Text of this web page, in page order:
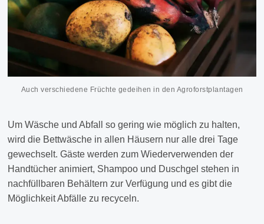
Auch verschiedene Früchte gedeihen in den Agroforstplantagen
Um Wäsche und Abfall so gering wie möglich zu halten,
wird die Bettwäsche in allen Häusern nur alle drei Tage
gewechselt. Gäste werden zum Wiederverwenden der
Handtücher animiert, Shampoo und Duschgel stehen in
nachfüllbaren Behältern zur Verfügung und es gibt die
Möglichkeit Abfälle zu recyceln.